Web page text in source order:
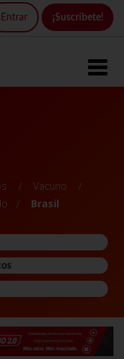
Entrar ¡Suscríbete!
Vacuno
Brasil